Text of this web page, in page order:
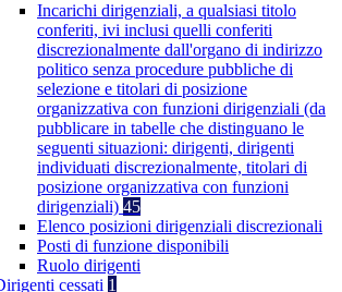
Incarichi dirigenziali, a qualsiasi titolo
conferiti, ivi inclusi quelli conferiti
discrezionalmente dall'organo di indirizzo
politico senza procedure pubbliche di
selezione e titolari di posizione
organizzativa con funzioni dirigenziali (da
pubblicare in tabelle che distinguano le
seguenti situazioni: dirigenti, dirigenti
individuati discrezionalmente, titolari di
posizione organizzativa con funzioni
dirigenziali) 45
Elenco posizioni dirigenziali discrezionali
Posti di funzione disponibili
Ruolo dirigenti
cessati 1